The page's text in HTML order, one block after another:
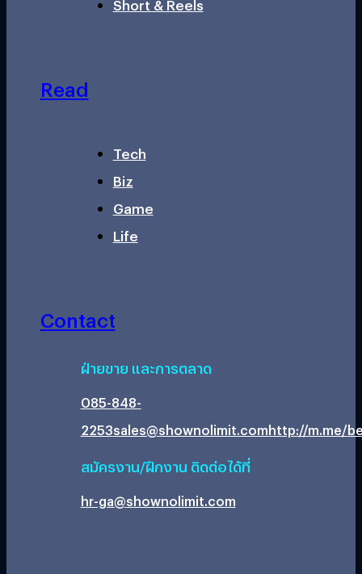
Short & Reels
Read
Tech
Biz
Game
Life
Contact
ฝ่ายขาย และการตลาด
085-848-
2253sales@shownolimit.comhttp://m.me/
สมัครงาน/ฝึกงาน ติดต่อได้ที่
hr-ga@shownolimit.com